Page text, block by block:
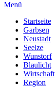
Menü
Startseite
Garbsen
Neustadt
Seelze
Wunstorf
Blaulicht
Wirtschaft
Region